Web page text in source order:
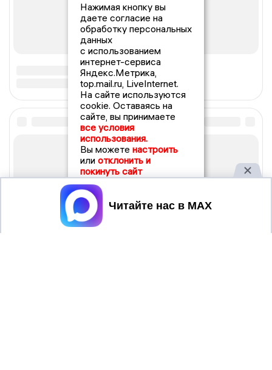
Нажимая кнопку вы
даете согласие на
обработку персональных
данных
с использованием
интернет-сервиса
Яндекс.Метрика,
top.mail.ru, LiveInternet.
На сайте используются
cookie. Оставаясь на
сайте, вы принимаете
все условия
использования.
Вы можете настроить
или отклонить и
покинуть сайт
Принять